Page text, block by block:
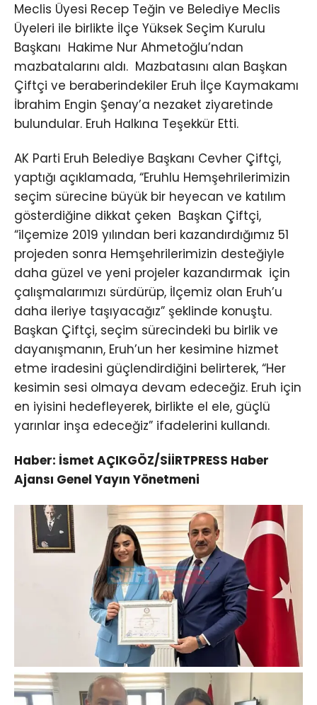
Meclis Üyesi Recep Teğin ve Belediye Meclis
Üyeleri ile birlikte İlçe Yüksek Seçim Kurulu
Başkanı Hakime Nur Ahmetoğlu’ndan
mazbatalarını aldı. Mazbatasını alan Başkan
Çiftçi ve beraberindekiler Eruh İlçe Kaymakamı
İbrahim Engin Şenay’a nezaket ziyaretinde
bulundular. Eruh Halkına Teşekkür Etti.
AK Parti Eruh Belediye Başkanı Cevher Çiftçi,
yaptığı açıklamada, “Eruhlu Hemşehrilerimizin
seçim sürecine büyük bir heyecan ve katılım
gösterdiğine dikkat çeken Başkan Çiftçi,
“ilçemize 2019 yılından beri kazandırdığımız 51
projeden sonra Hemşehrilerimizin desteğiyle
daha güzel ve yeni projeler kazandırmak için
çalışmalarımızı sürdürüp, İlçemiz olan Eruh’u
daha ileriye taşıyacağız” şeklinde konuştu.
Başkan Çiftçi, seçim sürecindeki bu birlik ve
dayanışmanın, Eruh’un her kesimine hizmet
etme iradesini güçlendirdiğini belirterek, “Her
kesimin sesi olmaya devam edeceğiz. Eruh için
en iyisini hedefleyerek, birlikte el ele, güçlü
yarınlar inşa edeceğiz” ifadelerini kullandı.
Haber: İsmet AÇIKGÖZ/SİİRTPRESS Haber
Ajansı Genel Yayın Yönetmeni